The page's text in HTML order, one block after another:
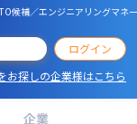
候補／エンジニアリングマ
ログイン
お探しの企業様はこちら
企業